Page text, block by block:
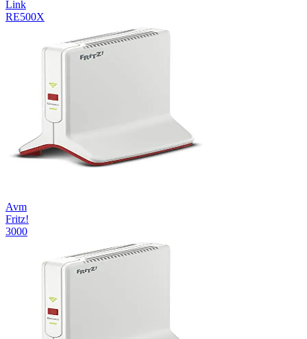
Link
RE500X
Avm
Fritz!
3000